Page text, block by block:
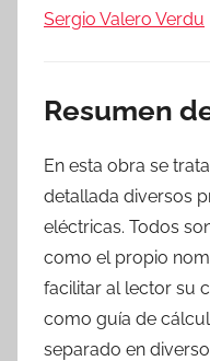
Sergio Valero Verdu
Resumen
En esta obra se
detallada diversos
eléctricas. Todos
como el propio
facilitar al lector su
como guía de
separado en